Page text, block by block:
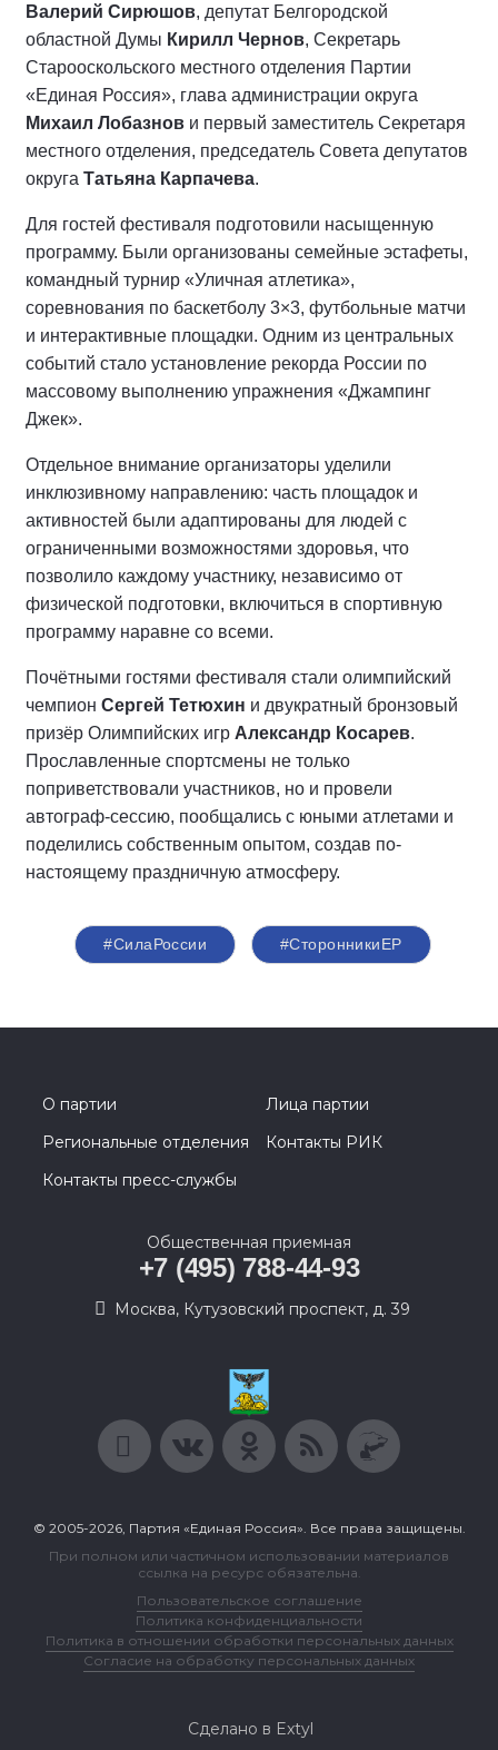
Валерий Сирюшов, депутат Белгородской
областной Думы Кирилл Чернов, Секретарь
Старооскольского местного отделения Партии
«Единая Россия», глава администрации округа
Михаил Лобазнов и первый заместитель Секретаря
местного отделения, председатель Совета депутатов
округа Татьяна Карпачева.
Для гостей фестиваля подготовили насыщенную
программу. Были организованы семейные эстафеты,
командный турнир «Уличная атлетика»,
соревнования по баскетболу 3×3, футбольные матчи
и интерактивные площадки. Одним из центральных
событий стало установление рекорда России по
массовому выполнению упражнения «Джампинг
Джек».
Отдельное внимание организаторы уделили
инклюзивному направлению: часть площадок и
активностей были адаптированы для людей с
ограниченными возможностями здоровья, что
позволило каждому участнику, независимо от
физической подготовки, включиться в спортивную
программу наравне со всеми.
Почётными гостями фестиваля стали олимпийский
чемпион Сергей Тетюхин и двукратный бронзовый
призёр Олимпийских игр Александр Косарев.
Прославленные спортсмены не только
поприветствовали участников, но и провели
автограф-сессию, пообщались с юными атлетами и
поделились собственным опытом, создав по-
настоящему праздничную атмосферу.
#СилаРоссии #СторонникиЕР
О партии
Лица партии
Региональные отделения
Контакты РИК
Контакты пресс-службы
Общественная приемная
+7 (495) 788-44-93
Москва, Кутузовский проспект, д. 39
© 2005-2026, Партия «Единая Россия». Все права защищены.
При полном или частичном использовании материалов
ссылка на ресурс обязательна.
Пользовательское соглашение
Политика конфиденциальности
Политика в отношении обработки персональных данных
Согласие на обработку персональных данных
Сделано в Extyl